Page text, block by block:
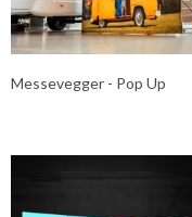
Messevegger - Pop Up